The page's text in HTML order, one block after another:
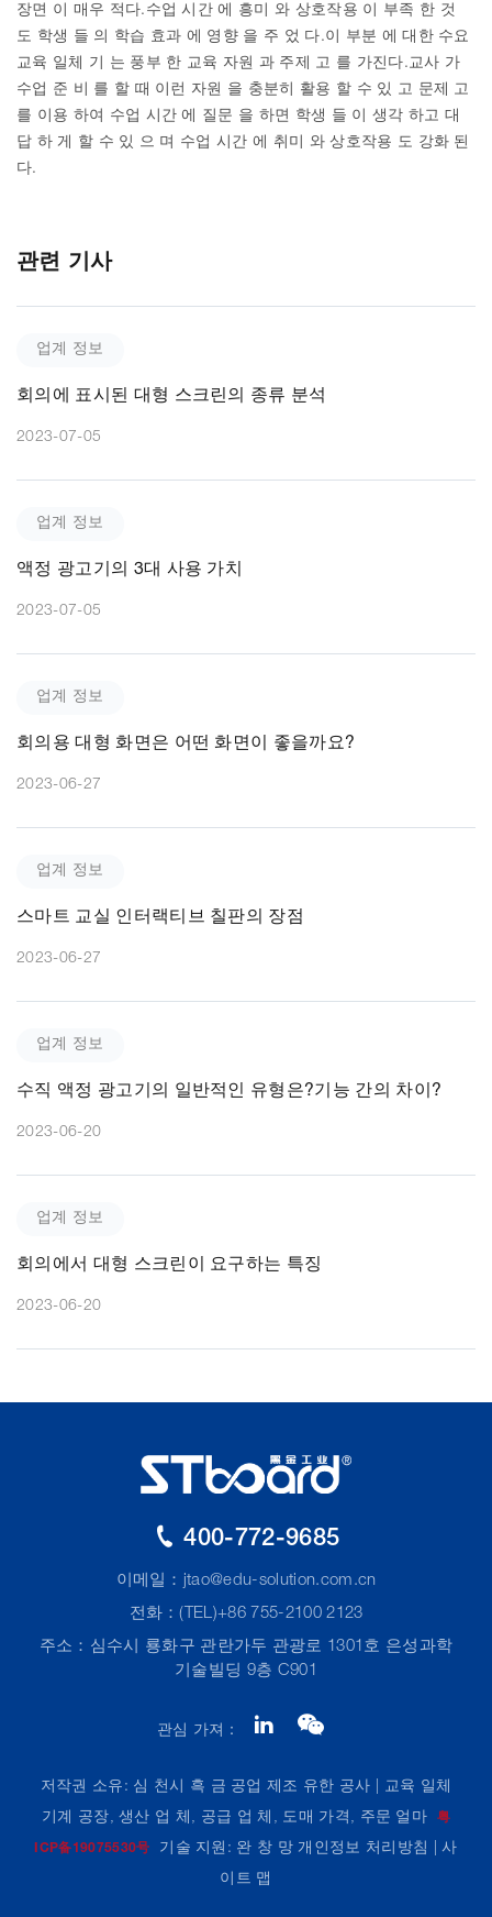
장면 이 매우 적다.수업 시간 에 흥미 와 상호작용 이 부족 한 것
도 학생 들 의 학습 효과 에 영향 을 주 었 다.이 부분 에 대한 수요
교육 일체 기 는 풍부 한 교육 자원 과 주제 고 를 가진다.교사 가
수업 준 비 를 할 때 이런 자원 을 충분히 활용 할 수 있 고 문제 고
를 이용 하여 수업 시간 에 질문 을 하면 학생 들 이 생각 하고 대
답 하 게 할 수 있 으 며 수업 시간 에 취미 와 상호작용 도 강화 된
다.
관련 기사
업계 정보
회의에 표시된 대형 스크린의 종류 분석
2023-07-05
업계 정보
액정 광고기의 3대 사용 가치
2023-07-05
업계 정보
회의용 대형 화면은 어떤 화면이 좋을까요?
2023-06-27
업계 정보
스마트 교실 인터랙티브 칠판의 장점
2023-06-27
업계 정보
수직 액정 광고기의 일반적인 유형은?기능 간의 차이?
2023-06-20
업계 정보
회의에서 대형 스크린이 요구하는 특징
2023-06-20
400-772-9685
이메일： jtao@edu-solution.com.cn
전화：(TEL)+86 755-2100 2123
주소：심수시 룡화구 관란가두 관광로 1301호 은성과학
기술빌딩 9층 C901
관심 가져：
저작권 소유: 심 천시 흑 금 공업 제조 유한 공사 | 교육 일체
기계 공장, 생산 업 체, 공급 업 체, 도매 가격, 주문 얼마
粤
ICP备19075530号 기술 지원: 완 창 망 개인정보 처리방침 |사
이트 맵